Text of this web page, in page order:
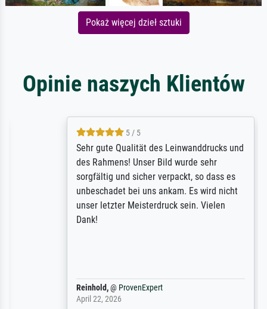
Pokaż więcej dzieł sztuki
Opinie naszych Klientów
5 / 5
Sehr gute Qualität des Leinwanddrucks und
des Rahmens! Unser Bild wurde sehr
sorgfältig und sicher verpackt, so dass es
unbeschadet bei uns ankam. Es wird nicht
unser letzter Meisterdruck sein. Vielen
Reinhold,@ProvenExpert
April 22, 2026